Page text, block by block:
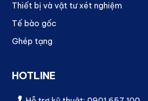
Thiết bị và vật tư xét nghiệm
Tế bào gốc
Ghép tạng
HOTLINE